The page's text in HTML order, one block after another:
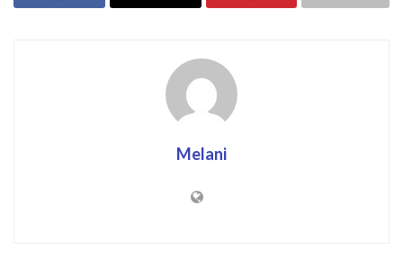
Melani